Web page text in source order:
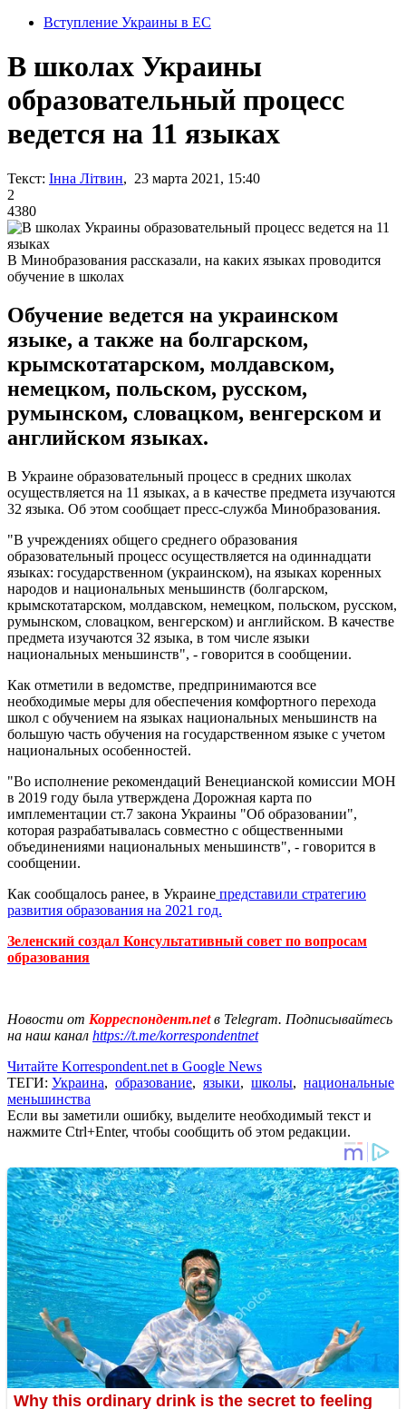
Вступление Украины в ЕС
В школах Украины
образовательный процесс
ведется на 11 языках
Текст: Інна Літвин, 23 марта 2021, 15:40
2
4380
В Минобразования рассказали, на каких языках проводится
обучение в школах
Обучение ведется на украинском
языке, а также на болгарском,
крымскотатарском, молдавском,
немецком, польском, русском,
румынском, словацком, венгерском и
английском языках.
В Украине образовательный процесс в средних школах
осуществляется на 11 языках, а в качестве предмета изучаются
32 языка. Об этом сообщает пресс-служба Минобразования.
"В учреждениях общего среднего образования
образовательный процесс осуществляется на одиннадцати
языках: государственном (украинском), на языках коренных
народов и национальных меньшинств (болгарском,
крымскотатарском, молдавском, немецком, польском, русском,
румынском, словацком, венгерском) и английском. В качестве
предмета изучаются 32 языка, в том числе языки
национальных меньшинств", - говорится в сообщении.
Как отметили в ведомстве, предпринимаются все
необходимые меры для обеспечения комфортного перехода
школ с обучением на языках национальных меньшинств на
большую часть обучения на государственном языке с учетом
национальных особенностей.
"Во исполнение рекомендаций Венецианской комиссии МОН
в 2019 году была утверждена Дорожная карта по
имплементации ст.7 закона Украины "Об образовании",
которая разрабатывалась совместно с общественными
объединениями национальных меньшинств", - говорится в
сообщении.
Как сообщалось ранее, в Украине представили стратегию
развития образования на 2021 год.
Зеленский создал Консультативный совет по вопросам
образования
Новости от Корреспондент.netв Telegram. Подписывайтесь
на наш канал https://t.me/korrespondentnet
Читайте Korrespondent.net в Google News
ТЕГИ: Украина, образование, языки, школы, национальные
меньшинства
Если вы заметили ошибку, выделите необходимый текст и
нажмите Ctrl+Enter, чтобы сообщить об этом редакции.